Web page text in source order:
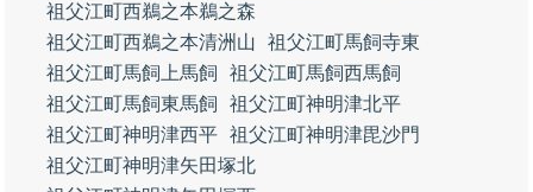
祖父江町西鵜之本鵜之森
祖父江町西鵜之本清洲山
祖父江町馬飼寺東
祖父江町馬飼上馬飼
祖父江町馬飼西馬飼
祖父江町馬飼東馬飼
祖父江町神明津北平
祖父江町神明津西平 祖父江町神明津毘沙門
祖父江町神明津矢田塚北